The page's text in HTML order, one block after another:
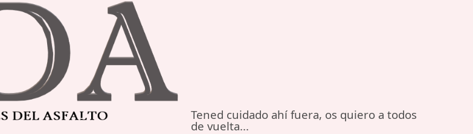
Tened cuidado ahí fuera, os quiero a todos
de vuelta...